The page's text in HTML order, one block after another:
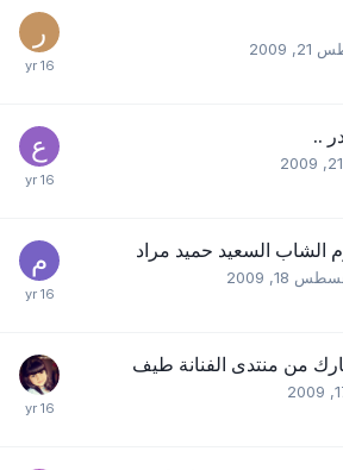
2009
..
الشاب السعيد حميد مراد
18, 2009
من منتدى الفنانة طيف